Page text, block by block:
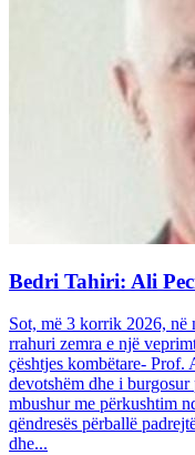
Bedri Tahiri: Ali
Sot, më 3 korrik 2026, në
rrahuri zemra e një
çështjes kombëtare- Prof.
devotshëm dhe i
mbushur me përkushtim
qëndresës përballë
dhe...